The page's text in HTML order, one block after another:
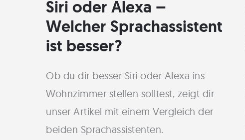
Siri oder Alexa –
Welcher Sprachassistent
ist besser?
Ob du dir besser Siri oder Alexa ins
Wohnzimmer stellen solltest, zeigt dir
unser Artikel mit einem Vergleich der
beiden Sprachassistenten.